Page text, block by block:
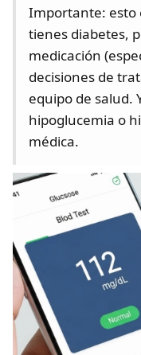
Importante: esto
tienes diabetes,
medicación
decisiones de
equipo de salud.
hipoglucemia o
médica.